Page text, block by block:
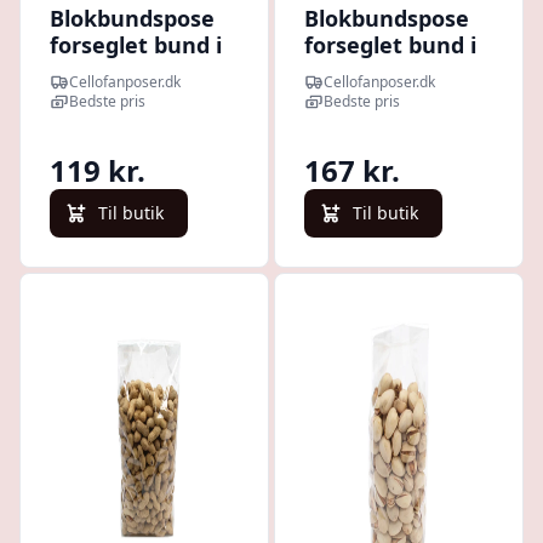
Blokbundspose
forseglet bund i
cellofan, 10 x 6 x
28 cm. 40my.
Cellofanposer.dk
Bedste pris
119 kr.
Til butik
Blokbundspose
forseglet bund i
cellofan, 12 x 7 x
33 cm. 40my.
Cellofanposer.dk
Bedste pris
167 kr.
Til butik